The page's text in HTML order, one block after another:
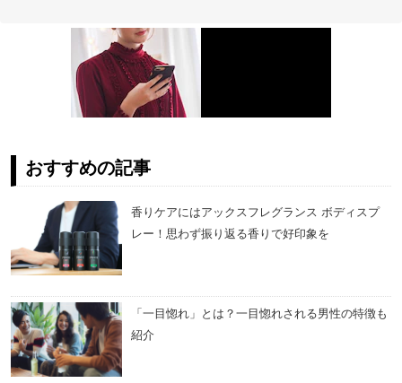
おすすめの記事
香りケアにはアックスフレグランス ボディスプ
レー！思わず振り返る香りで好印象を
「一目惚れ」とは？一目惚れされる男性の特徴も
紹介